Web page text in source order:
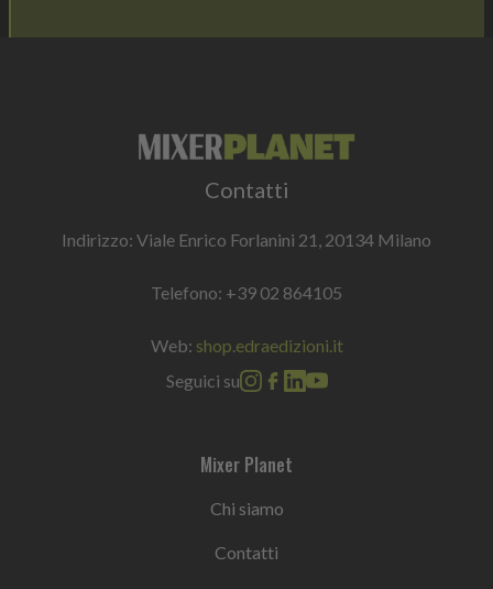
Contatti
Indirizzo: Viale Enrico Forlanini 21, 20134 Milano
Telefono: +39 02 864105
Web: shop.edraedizioni.it
Seguici su
Mixer Planet
Chi siamo
Contatti